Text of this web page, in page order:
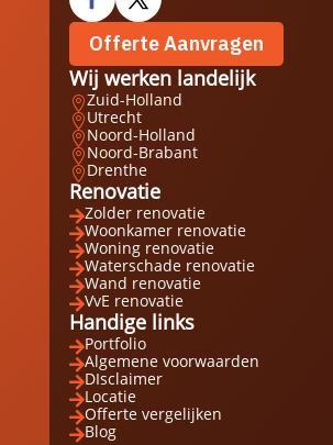
Offerte Aanvragen
Wij werken landelijk
Zuid-Holland
Utrecht
Noord-Holland
Noord-Brabant
Drenthe
Renovatie
Zolder renovatie
Woonkamer renovatie
Woning renovatie
Waterschade renovatie
Wand renovatie
VvE renovatie
Handige links
Portfolio
Algemene voorwaarden
DIsclaimer
Locatie
Offerte vergelijken
Blog